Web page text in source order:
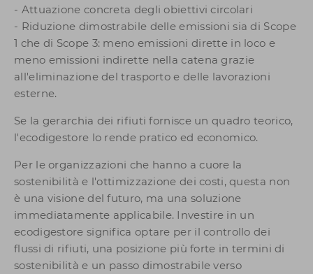
- Attuazione concreta degli obiettivi circolari
- Riduzione dimostrabile delle emissioni sia di Scope
1 che di Scope 3: meno emissioni dirette in loco e
meno emissioni indirette nella catena grazie
all'eliminazione del trasporto e delle lavorazioni
esterne.
Se la gerarchia dei rifiuti fornisce un quadro teorico,
l'ecodigestore lo rende pratico ed economico.
Per le organizzazioni che hanno a cuore la
sostenibilità e l'ottimizzazione dei costi, questa non
è una visione del futuro, ma una soluzione
immediatamente applicabile. Investire in un
ecodigestore significa optare per il controllo dei
flussi di rifiuti, una posizione più forte in termini di
sostenibilità e un passo dimostrabile verso